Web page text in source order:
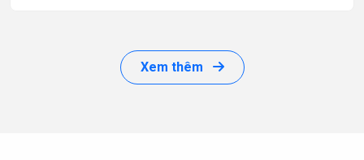
Xem thêm